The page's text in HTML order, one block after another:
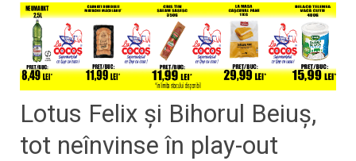
Lotus Felix şi Bihorul Beiuş,
tot neînvinse în play-out